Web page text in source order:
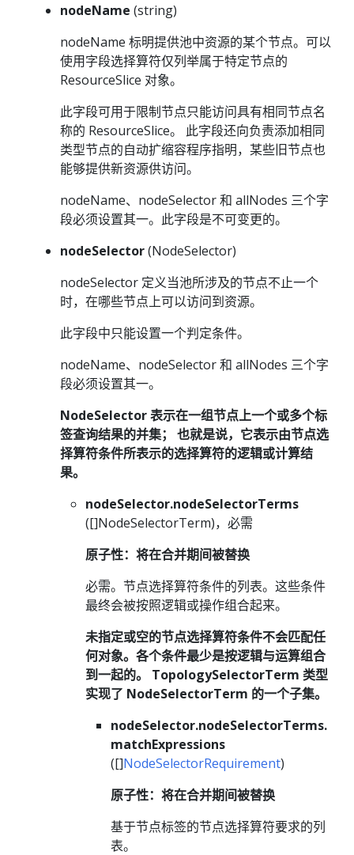
nodeName (string)
nodeName 标明提供池中资源的某个节点。可以
使用字段选择算符仅列举属于特定节点的
ResourceSlice 对象。
此字段可用于限制节点只能访问具有相同节点名
称的 ResourceSlice。 此字段还向负责添加相同
类型节点的自动扩缩容程序指明，某些旧节点也
能够提供新资源供访问。
nodeName、nodeSelector 和 allNodes 三个字
段必须设置其一。此字段是不可变更的。
nodeSelector(NodeSelector)
nodeSelector 定义当池所涉及的节点不止一个
时，在哪些节点上可以访问到资源。
此字段中只能设置一个判定条件。
nodeName、nodeSelector 和 allNodes 三个字
段必须设置其一。
NodeSelector 表示在一组节点上一个或多个标
签查询结果的并集； 也就是说，它表示由节点选
择算符条件所表示的选择算符的逻辑或计算结
果。
nodeSelector.nodeSelectorTerms
([]NodeSelectorTerm)，必需
原子性：将在合并期间被替换
必需。节点选择算符条件的列表。这些条件
最终会被按照逻辑或操作组合起来。
未指定或空的节点选择算符条件不会匹配任
何对象。各个条件最少是按逻辑与运算组合
到一起的。 TopologySelectorTerm 类型
实现了 NodeSelectorTerm 的一个子集。
nodeSelector.nodeSelectorTerms.
matchExpressions
([]NodeSelectorRequirement)
原子性：将在合并期间被替换
基于节点标签的节点选择算符要求的列
表。